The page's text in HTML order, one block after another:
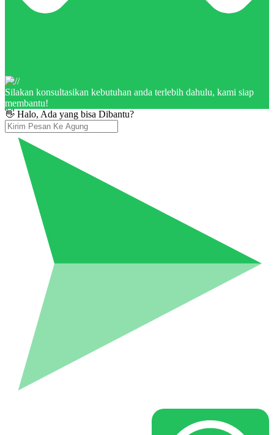
Silakan konsultasikan kebutuhan anda terlebih dahulu, kami siap
membantu!
👋 Halo, Ada yang bisa Dibantu?